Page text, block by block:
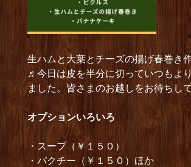
生ハムと大葉とチーズの揚げ春巻き
♬今日は皮を半分に切っていつもよ
ました。皆さまのお越しをお待ちし
オプショ ンいろいろ
・スープ（￥１５０）
・パクチー（￥１５０）ほか